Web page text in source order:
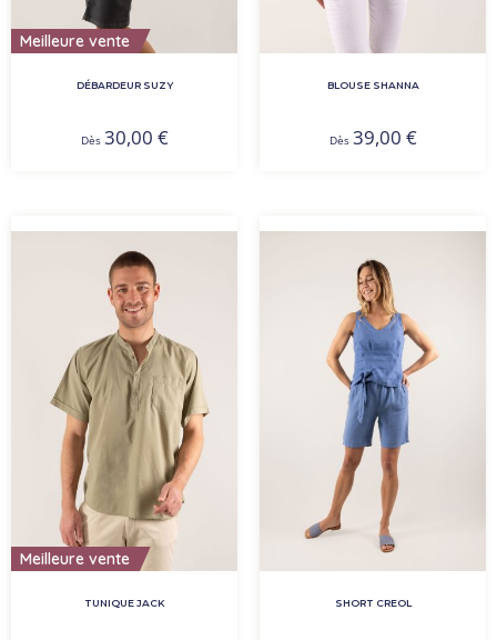
Meilleure vente
DÉBARDEUR SUZY
Dès 30,00 €
BLOUSE SHANNA
Dès 39,00 €
Meilleure vente
TUNIQUE JACK SHORT CREOL